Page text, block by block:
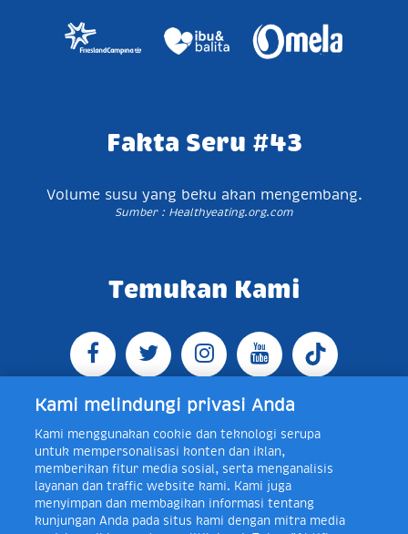
Fakta Seru #43
Volume susu yang beku akan mengembang.
Sumber : Healthyeating.org.com
Temukan Kami
Jl. Raya Bogor KM 5, Pasar Rebo, Jakarta Timur,
Indonesia 13760
Telp +62 21 8410945 | PO BOX
4074 Jakarta 13760 Indonesia
Toll Free Layanan Peduli Frisian Flag 0-80018-21-406;
Senin - Jumat, 08:00 - 16:30 WIB, E-mail:
Kami melindungi privasi Anda
Kami menggunakan cookie dan teknologi serupa
untuk mempersonalisasi konten dan iklan,
memberikan fitur media sosial, serta menganalisis
layanan dan traffic website kami. Kami juga
menyimpan dan membagikan informasi tentang
kunjungan Anda pada situs kami dengan mitra media